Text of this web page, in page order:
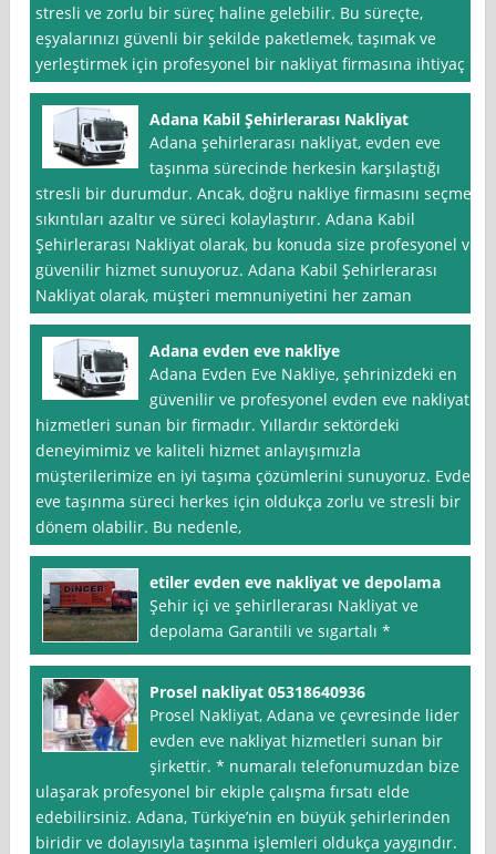
stresli ve zorlu bir süreç haline gelebilir. Bu süreçte,
eşyalarınızı güvenli bir şekilde paketlemek, taşımak ve
yerleştirmek için profesyonel bir nakliyat firmasına ihtiyaç
Adana Kabil Şehirlerarası Nakliyat
Adana şehirlerarası nakliyat, evden eve
taşınma sürecinde herkesin karşılaştığı
stresli bir durumdur. Ancak, doğru nakliye firmasını seçmek
sıkıntıları azaltır ve süreci kolaylaştırır. Adana Kabil
Şehirlerarası Nakliyat olarak, bu konuda size profesyonel ve
güvenilir hizmet sunuyoruz. Adana Kabil Şehirlerarası
Nakliyat olarak, müşteri memnuniyetini her zaman
Adana evden eve nakliye
Adana Evden Eve Nakliye, şehrinizdeki en
güvenilir ve profesyonel evden eve nakliyat
hizmetleri sunan bir firmadır. Yıllardır sektördeki
deneyimimiz ve kaliteli hizmet anlayışımızla
müşterilerimize en iyi taşıma çözümlerini sunuyoruz. Evden
eve taşınma süreci herkes için oldukça zorlu ve stresli bir
dönem olabilir. Bu nedenle,
etiler evden eve nakliyat ve depolama
Şehir içi ve şehirllerarası Nakliyat ve
depolama Garantili ve sıgartalı *
Prosel nakliyat 05318640936
Prosel Nakliyat, Adana ve çevresinde lider
evden eve nakliyat hizmetleri sunan bir
şirkettir. * numaralı telefonumuzdan bize
ulaşarak profesyonel bir ekiple çalışma fırsatı elde
edebilirsiniz. Adana, Türkiye’nin en büyük şehirlerinden
biridir ve dolayısıyla taşınma işlemleri oldukça yaygındır.